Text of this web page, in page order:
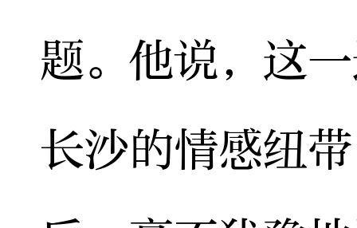
题。他说，这
长沙的情感纽